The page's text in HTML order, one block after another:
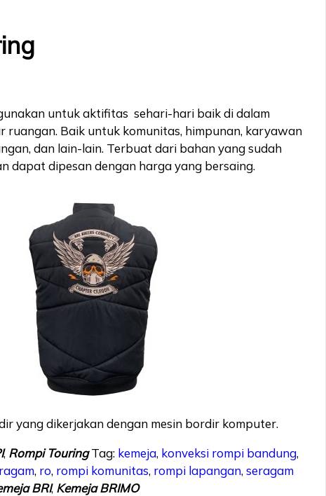
untuk aktifitas sehari-hari baik di dalam
ruangan. Baik untuk komunitas, himpunan, karyawan
dan lain-lain. Terbuat dari bahan yang sudah
dapat dipesan dengan harga yang bersaing.
yang dikerjakan dengan mesin bordir komputer.
, Rompi Touring Tag: kemeja, konveksi rompi bandung,
, ro, rompi komunitas, rompi lapangan,seragam
BRI, Kemeja BRIMO